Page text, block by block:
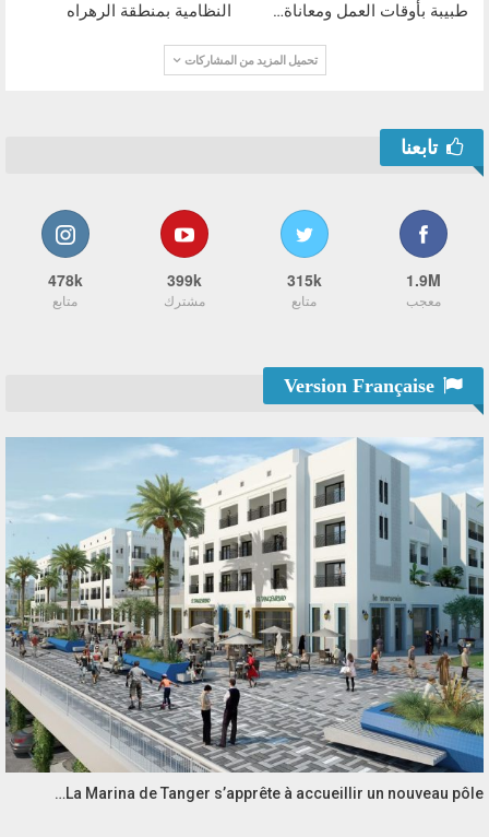
طبيبة بأوقات العمل ومعاناة…
النظامية بمنطقة الرهراه
تحميل المزيد من المشاركات
تابعنا
1.9M
معجب
315k
متابع
399k
مشترك
478k
متابع
La Marina de Tanger s’apprête à accueillir un nouveau pôle…